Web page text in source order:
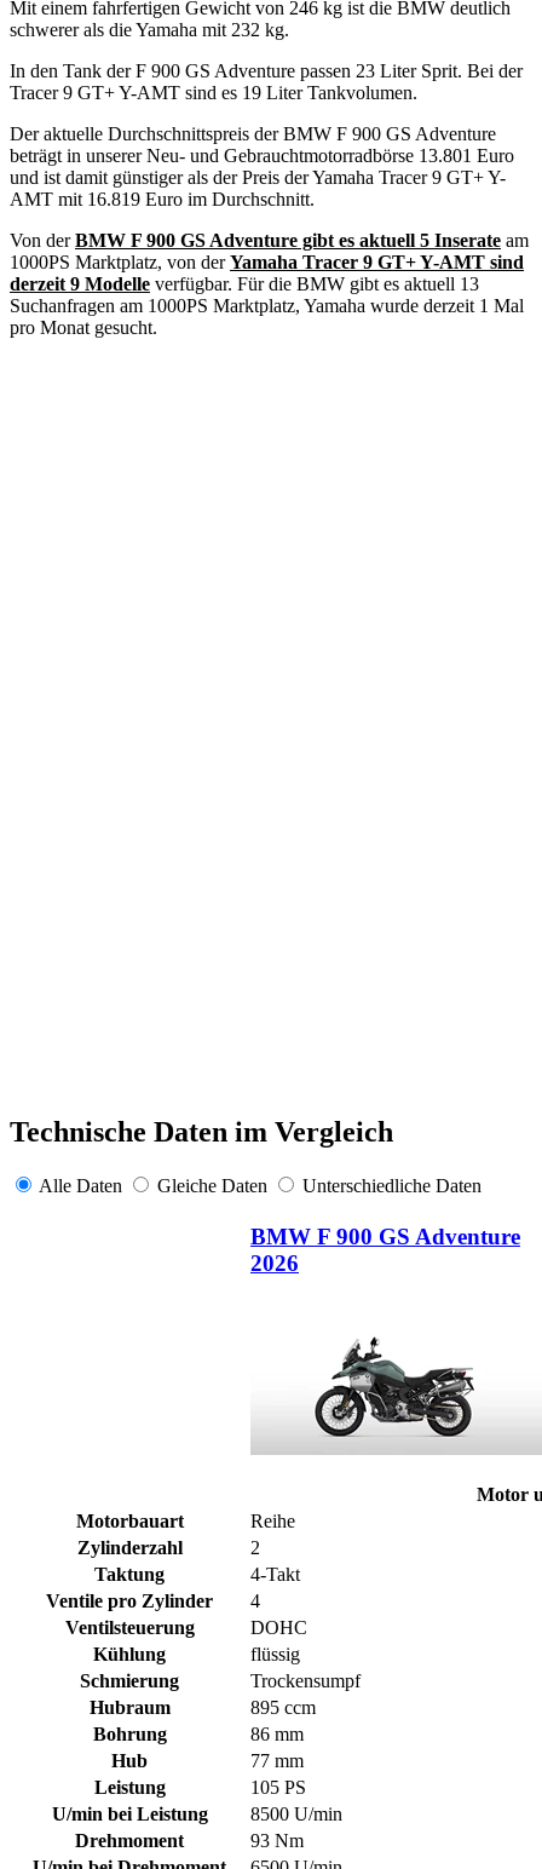
Mit einem fahrfertigen Gewicht von 246 kg ist die BMW deutlich
schwerer als die Yamaha mit 232 kg.
In den Tank der F 900 GS Adventure passen 23 Liter Sprit. Bei der
Tracer 9 GT+ Y-AMT sind es 19 Liter Tankvolumen.
Der aktuelle Durchschnittspreis der BMW F 900 GS Adventure
beträgt in unserer Neu- und Gebrauchtmotorradbörse 13.801 Euro
und ist damit günstiger als der Preis der Yamaha Tracer 9 GT+ Y-
AMT mit 16.819 Euro im Durchschnitt.
Von derBMW F 900 GS Adventure gibt es aktuell 5 Inserate am
1000PS Marktplatz, von derYamaha Tracer 9 GT+ Y-AMT sind
derzeit 9 Modelle verfügbar. Für die BMW gibt es aktuell 13
Suchanfragen am 1000PS Marktplatz, Yamaha wurde derzeit 1 Mal
pro Monat gesucht.
Technische Daten im Vergleich
Alle Daten Gleiche Daten Unterschiedliche Daten
BMW F 900 GS Adventure
2026
Motor
Motorbauart
Reihe
Zylinderzahl
2
Taktung
4-Takt
Ventile pro Zylinder
4
Ventilsteuerung
DOHC
Kühlung
flüssig
Schmierung
Trockensumpf
Hubraum
895 ccm
Bohrung
86 mm
Hub
77 mm
Leistung
105 PS
U/min bei Leistung
8500 U/min
Drehmoment
93 Nm